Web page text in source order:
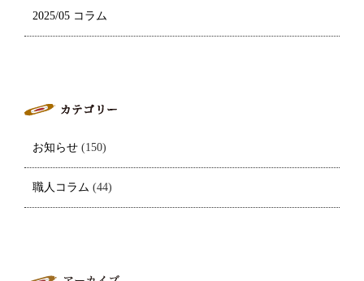
2025/05 コラム
お知らせ (150)
職人コラム (44)